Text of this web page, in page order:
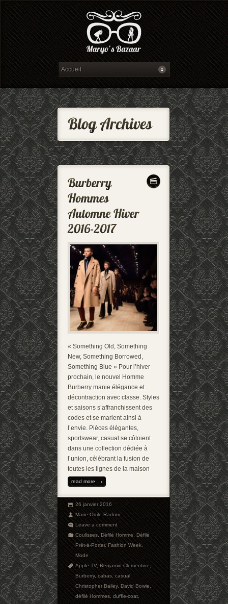
« Something Old, Something
New, Something Borrowed,
Something Blue » Pour l’hiver
prochain, le nouvel Homme
Burberry manie élégance et
décontraction avec classe. Styles
et saisons s’affranchissent des
codes et se marient ainsi à
l’envie. Pièces élégantes,
sportswear, casual se côtoient
dans une collection dédiée à
l’union, célébrant la fusion de
toutes les lignes de la maison
read more
26 janvier 2016
Marie-Odile Radom
Leave a comment
Coulisses,Défilé Homme,Défilé
Prêt-à-Porter,Fashion Week,
Mode
Apple TV,Benjamin Clementine,
Burberry,cabas,casual,
Christopher Bailey,David Bowie,
défilé Hommes,duffle-coat,